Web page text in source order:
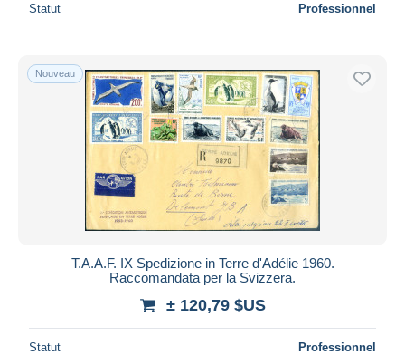
Statut Professionnel
Nouveau
T.A.A.F. IX Spedizione in Terre d'Adélie 1960.
Raccomandata per la Svizzera.
± 120,79 $US
Statut Professionnel